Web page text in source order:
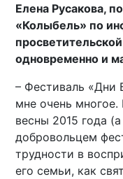
Елена Русакова,
«Колыбель» по
одновременно и
– Фестиваль «Дни
мне очень
весны 2015 года
добровольцем
трудности в
его семьи, как